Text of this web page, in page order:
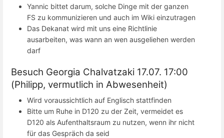
Yannic bittet darum, solche Dinge mit der ganzen
FS zu kommunizieren und auch im Wiki einzutragen
Das Dekanat wird mit uns eine Richtlinie
ausarbeiten, was wann an wen ausgeliehen werden
darf
Besuch Georgia Chalvatzaki 17.07. 17:00
(Philipp, vermutlich in Abwesenheit)
Wird voraussichtlich auf Englisch stattfinden
Bitte um Ruhe in D120 zu der Zeit, vermeidet es
D120 als Aufenthaltsraum zu nutzen, wenn ihr nicht
für das Gespräch da seid